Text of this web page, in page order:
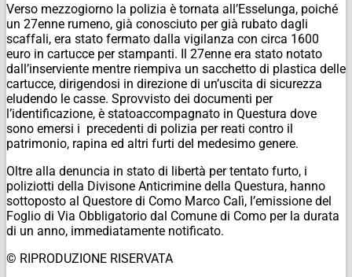
Verso mezzogiorno la polizia è tornata all’Esselunga, poiché
un 27enne rumeno, già conosciuto per già rubato dagli
scaffali, era stato fermato dalla vigilanza con circa 1600
euro in cartucce per stampanti. Il 27enne era stato notato
dall’inserviente mentre riempiva un sacchetto di plastica delle
cartucce, dirigendosi in direzione di un’uscita di sicurezza
eludendo le casse. Sprovvisto dei documenti per
l’identificazione, è statoaccompagnato in Questura dove
sono emersi i precedenti di polizia per reati contro il
patrimonio, rapina ed altri furti del medesimo genere.
Oltre alla denuncia in stato di libertà per tentato furto, i
poliziotti della Divisone Anticrimine della Questura, hanno
sottoposto al Questore di Como Marco Calì, l’emissione del
Foglio di Via Obbligatorio dal Comune di Como per la durata
di un anno, immediatamente notificato.
© RIPRODUZIONE RISERVATA